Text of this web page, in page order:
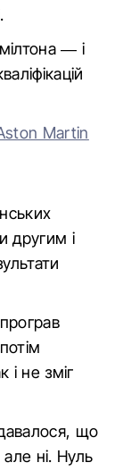
— і
Martin
другим і
і не зміг
що
ні. Нуль